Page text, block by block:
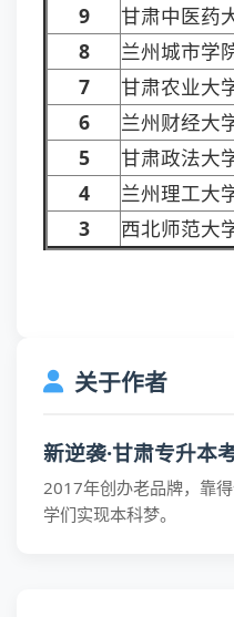
9
甘肃中医药
8
兰州城市学
7
甘肃农业大
6
兰州财经大
5
甘肃政法大
4
兰州理工大
3
西北师范大
关于作者
新逆袭·甘肃专升本
2017年创办老品牌，靠
学们实现本科梦。